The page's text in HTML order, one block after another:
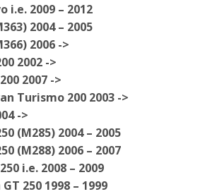
i.e. 2009 – 2012
2004 – 2005
2006 ->
2002 ->
2007 ->
Turismo 200 2003 ->
->
(M285) 2004 – 2005
(M288) 2006 – 2007
i.e. 2008 – 2009
250 1998 – 1999